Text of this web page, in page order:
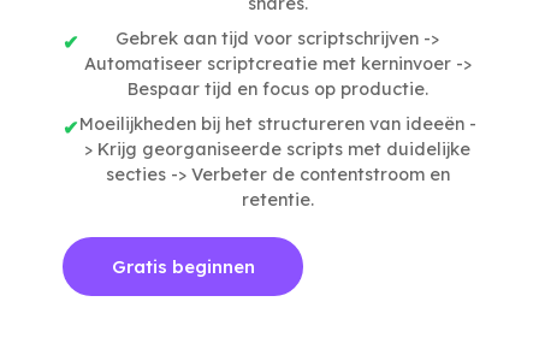
Gebrek aan tijd voor scriptschrijven ->
Automatiseer scriptcreatie met kerninvoer ->
Bespaar tijd en focus op productie.
Moeilijkheden bij het structureren van ideeën -
> Krijg georganiseerde scripts met duidelijke
secties -> Verbeter de contentstroom en
retentie.
Gratis beginnen